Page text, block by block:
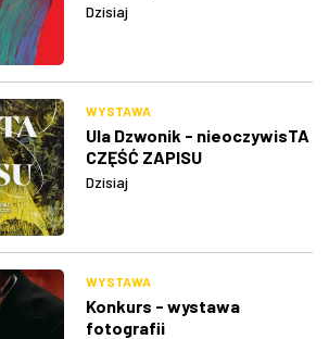
Dzisiaj
WYSTAWA
Ula Dzwonik - nieoczywisTA
CZĘŚĆ ZAPISU
Dzisiaj
WYSTAWA
Konkurs - wystawa
fotografii